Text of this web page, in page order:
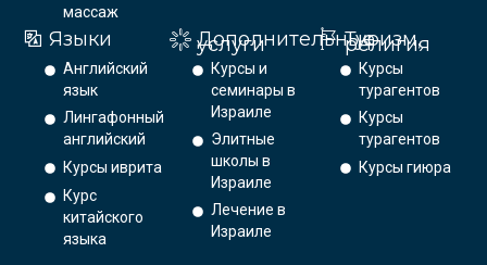
массаж
Языки
Английский
язык
Лингафонный
английский
Курсы иврита
Курс
китайского
языка
Дополнительные
услуги
Курсы и
семинары в
Израиле
Элитные
школы в
Израиле
Лечение в
Израиле
Туризм,
религия
Курсы
турагентов
Курсы
турагентов
Курсы гиюра